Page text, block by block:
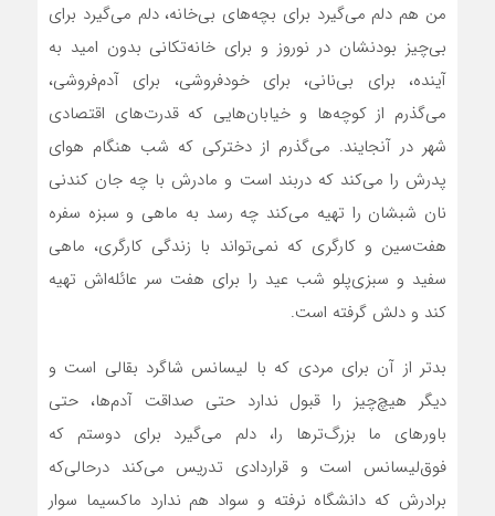
من هم دلم می‌گیرد برای بچه‌های بی‌خانه، دلم می‌گیرد برای
بی‌چیز بودن‏شان در نوروز و برای خانه‌تکانی بدون امید به
آینده، برای بی‌نانی، برای خودفروشی، برای آدم‌فروشی،
می‌گذرم از کوچه‌ها و خیابان‌هایی که قدرت‌های اقتصادی
شهر در آنجایند. می‌گذرم از دخترکی که شب‌ هنگام هوای
پدرش را می‌کند که دربند است و مادرش با چه جان کندنی
نان شب‏شان را تهیه می‌کند چه رسد به ماهی و سبزه سفره
هفت‌سین و کارگری که نمی‌تواند با زندگی کارگری، ماهی
سفید و سبزی‌پلو شب عید را برای هفت‌ سر عائله‌اش تهیه
کند و دلش گرفته است.
بدتر از آن برای مردی که با لیسانس شاگرد بقالی است و
دیگر هیچ‌چیز را قبول ندارد حتی صداقت آدم‌ها، حتی
باورهای ما بزرگ‌ترها را، دلم می‌گیرد برای دوستم که
فوق‌لیسانس است و قراردادی تدریس می‌کند درحالی‌که
برادرش که دانشگاه نرفته و سواد هم ندارد ماکسیما سوار